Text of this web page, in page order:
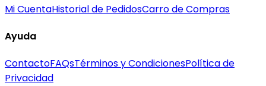
Mi CuentaHistorial de PedidosCarro de Compras
Ayuda
ContactoFAQsTérminos y CondicionesPolítica de
Privacidad